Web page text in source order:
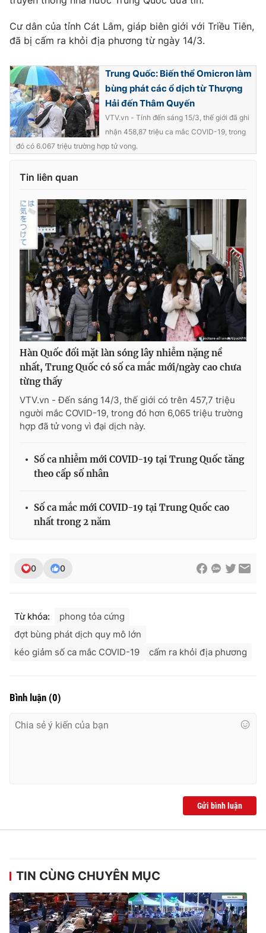
Ðiện thoại Thời báo VTV:024.66 897 897
Email:toasoan@vtv.vn
Liên hệ quảng cáo:024-7300.7108
® Cấm sao chép dưới mọi hình thức nếu không có sự chấp
thuận bằng văn bản. Ghi rõ nguồn VTV.vn khi phát hành lại
thông tin từ website này.
Cư dân của tỉnh Cát Lâm, giáp biên giới với Triều Tiên,
đã bị cấm ra khỏi địa phương từ ngày 14/3.
Trung Quốc: Biến thể Omicron làm
bùng phát các ổ dịch từ Thượng
Hải đến Thâm Quyến
VTV.vn - Tính đến sáng 15/3, thế giới đã ghi
nhận 458,87 triệu ca mắc COVID-19, trong
đó có 6.067 triệu trường hợp tử vong.
Tin liên quan
Hàn Quốc đối mặt làn sóng lây nhiễm nặng nề
nhất, Trung Quốc có số ca mắc mới/ngày cao chưa
từng thấy
VTV.vn - Đến sáng 14/3, thế giới có trên 457,7 triệu
người mắc COVID-19, trong đó hơn 6,065 triệu trường
hợp đã tử vong vì đại dịch này.
Số ca nhiễm mới COVID-19 tại Trung Quốc tăng
theo cấp số nhân
Số ca mắc mới COVID-19 tại Trung Quốc cao
nhất trong 2 năm
0 0
Từ khóa:
phong tỏa cứng
đợt bùng phát dịch quy mô lớn
kéo giảm số ca mắc COVID-19
cấm ra khỏi địa phương
Bình luận (0)
Gửi bình luận
TIN CÙNG CHUYÊN MỤC